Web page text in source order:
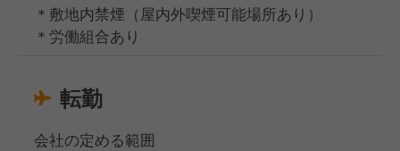
＊敷地内禁煙（屋内外喫煙可能場所あり）
＊労働組合あり
転勤
会社の定める範囲